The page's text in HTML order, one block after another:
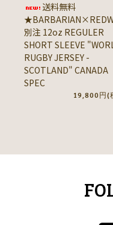
送料無料
別注 12oz REGULER
SHORT SLEEVE
RUGBY JERSEY -
SCOTLAND" CANADA
SPEC
19,800円(